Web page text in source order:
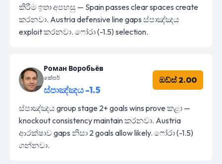
කිරීම ඉතා අපහසු — Spain passes clear spaces create
කරනවා. Austria defensive line gaps ස්පාඤ්ඤය
exploit කරනවා. ෆෝරා (-1.5) selection.
Роман Воробьёв
කේපර්
ස්පාඤ්ඤය -1.5
ඔඩ්ස් 2.00
ස්පාඤ්ඤය group stage 2+ goals wins prove කළා —
knockout consistency maintain කරනවා. Austria
ආරක්ෂාව gaps නිසා 2 goals allow likely. ෆෝරා (-1.5)
ගන්නවා.